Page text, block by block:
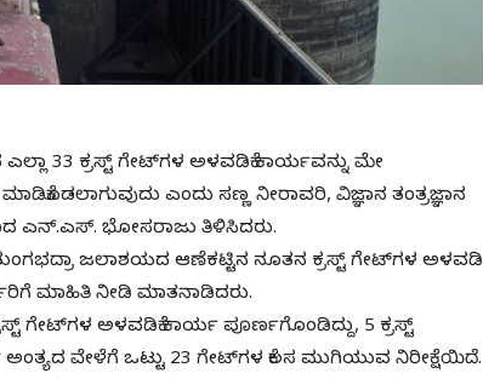
33 ಕ್ರಸ್ಟ್ ಗೇಟ್‌ಗಳ ಅಳವಡಿಕೆ ಕಾರ್ಯವನ್ನು ಮೇ
ಎಂದು ಸಣ್ಣ ನೀರಾವರಿ, ವಿಜ್ಞಾನ ತಂತ್ರಜ್ಞಾನ
ಎನ್.ಎಸ್. ಭೋಸರಾಜು ತಿಳಿಸಿದರು.
ಜಲಾಶಯದ ಆಣೆಕಟ್ಟಿನ ನೂತನ ಕ್ರಸ್ಟ್‌ ಗೇಟ್‌ಗಳ ಅಳವಡಿಕೆ
ಮಾಹಿತಿ ನೀಡಿ ಮಾತನಾಡಿದರು.
ಗೇಟ್‌ಗಳ ಅಳವಡಿಕೆ ಕಾರ್ಯ ಪೂರ್ಣಗೊಂಡಿದ್ದು, 5 ಕ್ರಸ್ಟ್
ವೇಳೆಗೆ ಒಟ್ಟು 23 ಗೇಟ್‌ಗಳ ಕೆಲಸ ಮುಗಿಯುವ ನಿರೀಕ್ಷೆಯಿದೆ.